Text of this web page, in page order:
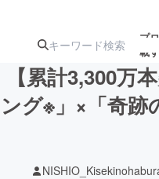
プ
載
注目の
【累計3,300万
ング※」×「奇跡